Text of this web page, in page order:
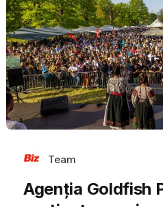
Team
Agenția Goldfish